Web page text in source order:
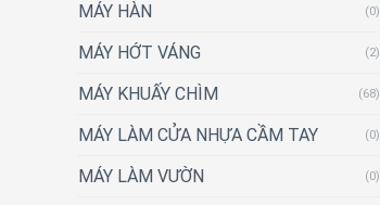
MÁY HÀN (0)
MÁY HỚT VÁNG (2)
MÁY KHUẤY CHÌM (68)
MÁY LÀM CỬA NHỰA CẦM TAY (0)
MÁY LÀM VƯỜN (0)